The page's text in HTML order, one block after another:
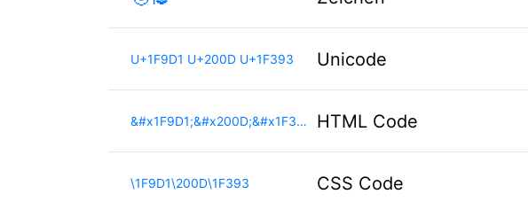
U+1F9D1 U+200D U+1F393 Unicode
&#x1F9D1;&#x200D;&#x1F393; HTML Code
\1F9D1\200D\1F393 CSS Code